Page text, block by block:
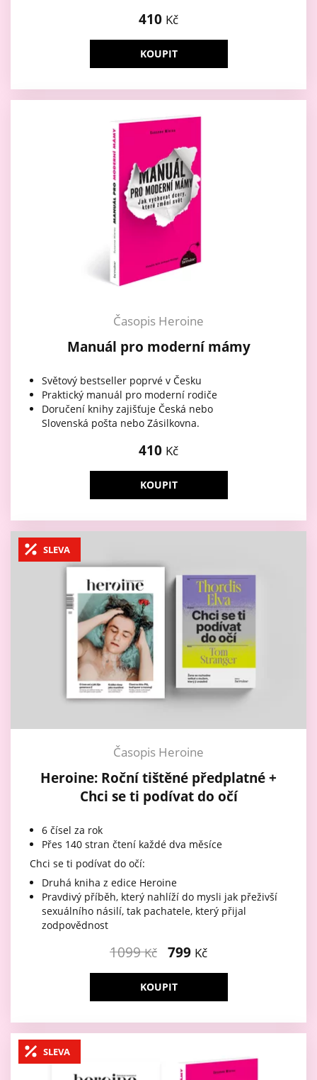
410 Kč
KOUPIT
Časopis Heroine
Manuál pro moderní mámy
Světový bestseller poprvé v Česku
Praktický manuál pro moderní rodiče
Doručení knihy zajišťuje Česká nebo
Slovenská pošta nebo Zásilkovna.
410 Kč
KOUPIT
SLEVA
Časopis Heroine
Heroine: Roční tištěné předplatné +
Chci se ti podívat do očí
6 čísel za rok
Přes 140 stran čtení každé dva měsíce
Chci se ti podívat do očí:
Druhá kniha z edice Heroine
Pravdivý příběh, který nahlíží do mysli jak přeživší
sexuálního násilí, tak pachatele, který přijal
zodpovědnost
1099Kč 799 Kč
KOUPIT
SLEVA